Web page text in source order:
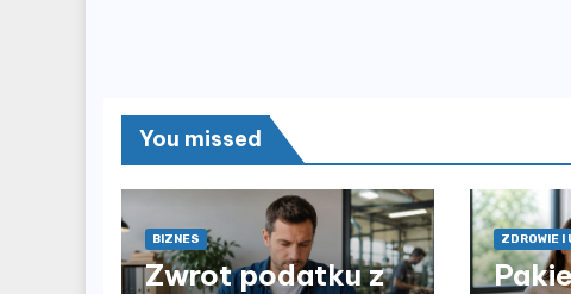
You missed
BIZNES
Zwrot podatku z
ZDROWIE I